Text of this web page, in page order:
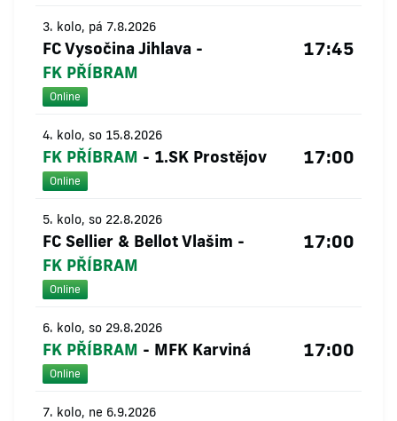
3. kolo, pá 7.8.2026
FC Vysočina Jihlava -
FK PŘÍBRAM
Online
17:45
4. kolo, so 15.8.2026
FK PŘÍBRAM - 1.SK Prostějov
Online
17:00
5. kolo, so 22.8.2026
FC Sellier & Bellot Vlašim -
FK PŘÍBRAM
Online
17:00
6. kolo, so 29.8.2026
FK PŘÍBRAM - MFK Karviná
Online
17:00
7. kolo, ne 6.9.2026